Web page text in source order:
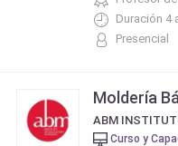
Duración 4
Presencial
Moldería
Curso y